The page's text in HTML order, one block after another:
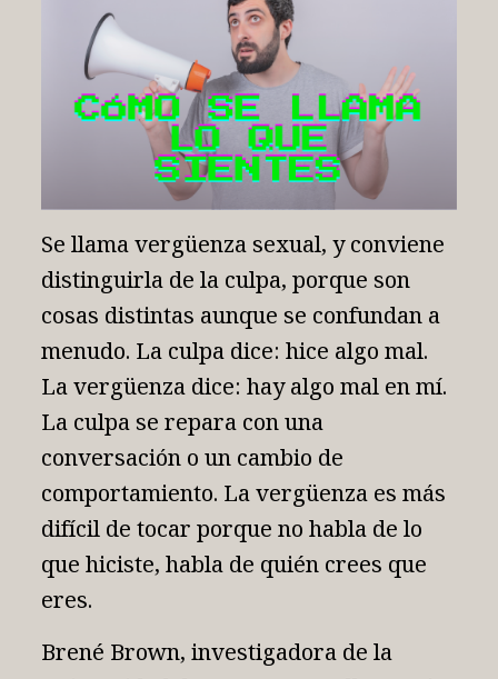
Se llama vergüenza sexual, y conviene
distinguirla de la culpa, porque son
cosas distintas aunque se confundan a
menudo. La culpa dice: hice algo mal.
La vergüenza dice: hay algo mal en mí.
La culpa se repara con una
conversación o un cambio de
comportamiento. La vergüenza es más
difícil de tocar porque no habla de lo
que hiciste, habla de quién crees que
eres.
Brené Brown, investigadora de la